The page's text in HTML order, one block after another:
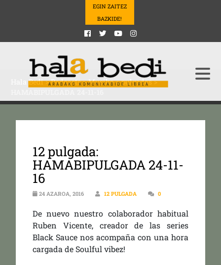
EGIN ZAITEZ
BAZKIDE!
Hala Bedi>Podcasts>Musika>pulgadas>
12 pulgada:
HAMABIPULGADA 24-11-
16
24 AZAROA, 2016 12 PULGADA 0
De nuevo nuestro colaborador habitual
Ruben Vicente, creador de las series
Black Sauce nos acompaña con una hora
cargada de Soulful vibez!